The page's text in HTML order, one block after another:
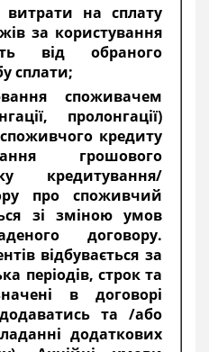
на сплату
за користування
від обраного
сплати;
споживачем
пролонгації)
кредиту
грошового
кредитування/
про споживчий
зі зміною умов
договору.
відбувається за
періодів, строк та
в договорі
та /або
додаткових